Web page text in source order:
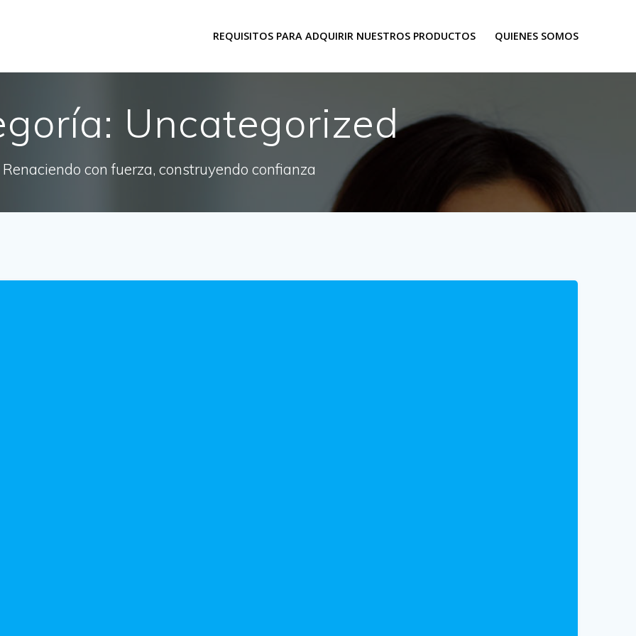
REQUISITOS PARA ADQUIRIR NUESTROS PRODUCTOS QUIENES SOMOS
Uncategorized
Renaciendo con fuerza, construyendo confianza